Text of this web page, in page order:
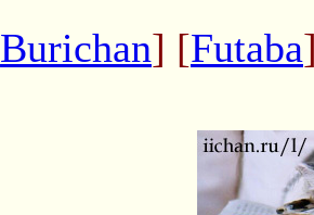
Burichan] [Futaba